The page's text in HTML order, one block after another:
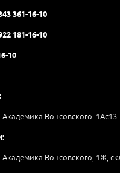
361-16-10
181-16-10
10
Вонсовского, 1Аc13
Вонсовского, 1Ж,